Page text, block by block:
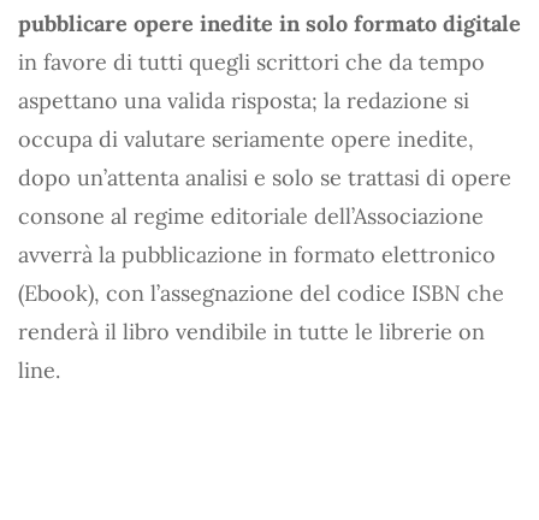
pubblicare opere inedite in solo formato digitale
in favore di tutti quegli scrittori che da tempo
aspettano una valida risposta; la redazione si
occupa di valutare seriamente opere inedite,
dopo un’attenta analisi e solo se trattasi di opere
consone al regime editoriale dell’Associazione
avverrà la pubblicazione in formato elettronico
(Ebook), con l’assegnazione del codice ISBN che
renderà il libro vendibile in tutte le librerie on
line.